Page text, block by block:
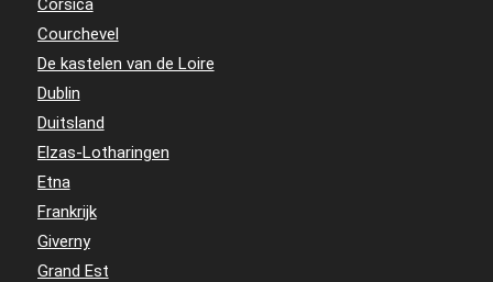
Courchevel
De kastelen van de Loire
Dublin
Duitsland
Elzas-Lotharingen
Etna
Frankrijk
Giverny
Grand Est